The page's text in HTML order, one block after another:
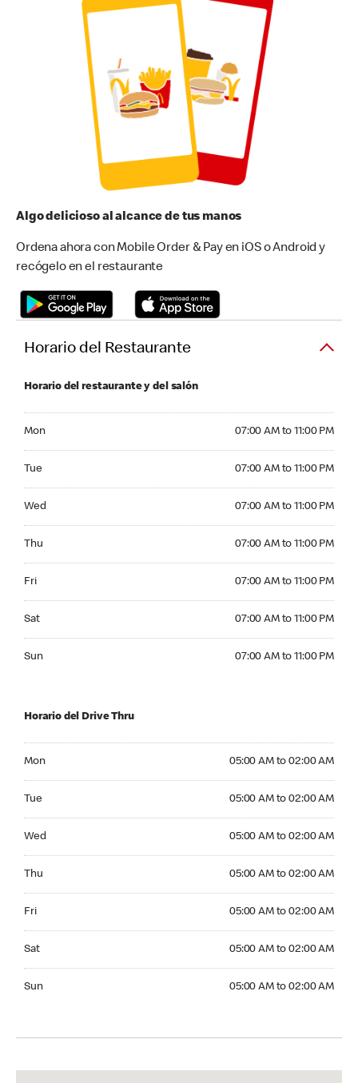
Algo delicioso al alcance de tus manos
Ordena ahora con Mobile Order & Pay en iOS o Android y
recógelo en el restaurante
Horario del Restaurante
Horario del restaurante y del salón
Mon 07:00 AM to 11:00 PM
Tue 07:00 AM to 11:00 PM
Wed 07:00 AM to 11:00 PM
Thu 07:00 AM to 11:00 PM
Fri 07:00 AM to 11:00 PM
Sat 07:00 AM to 11:00 PM
Sun 07:00 AM to 11:00 PM
Horario del Drive Thru
Mon 05:00 AM to 02:00 AM
Tue 05:00 AM to 02:00 AM
Wed 05:00 AM to 02:00 AM
Thu 05:00 AM to 02:00 AM
Fri 05:00 AM to 02:00 AM
Sat 05:00 AM to 02:00 AM
Sun 05:00 AM to 02:00 AM